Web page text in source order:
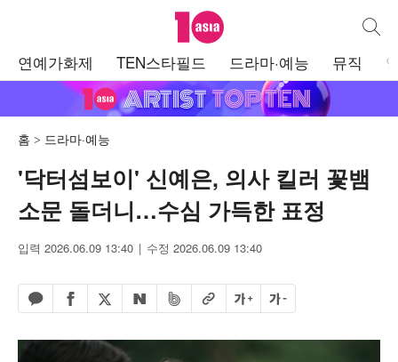
텐아시아 통합
연예가화제 TEN스타필드 드라마·예능 뮤직
홈 드라마·예능
'닥터섬보이' 신예은, 의사 킬러 꽃뱀
소문 돌더니…수심 가득한 표정
입력 2026.06.09 13:40 수정 2026.06.09 13:40
카카오톡 공유하기
페이스북 공유하기
엑스 공유하기
네이버 공유하기
밴드 공유하기
URL복사글자 크게글자 작게